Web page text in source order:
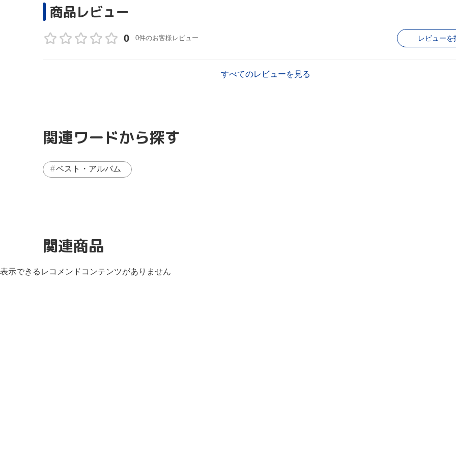
商品レビュー
0 0件のお客様レビュー レビューを
すべてのレビューを見る
関連ワードから探す
ベスト・アルバム
関連商品
表示できるレコメンドコンテンツがありません